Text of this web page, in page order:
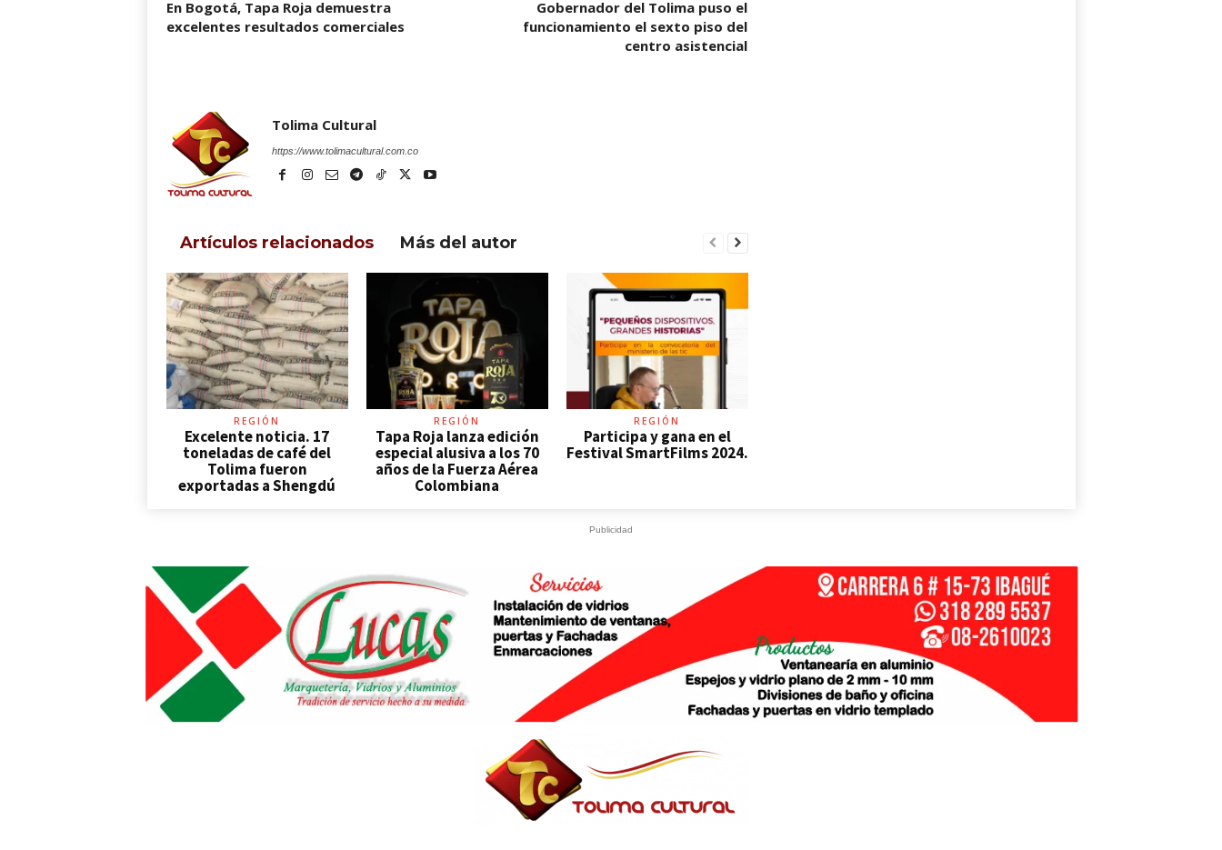
En Bogotá, Tapa Roja demuestra
excelentes resultados comerciales
Gobernador del Tolima puso el
funcionamiento el sexto piso del
centro asistencial
Tolima Cultural
https://www.tolimacultural.com.co
Artículos relacionados Más del autor
REGIÓN
Excelente noticia. 17
toneladas de café del
Tolima fueron
exportadas a Shengdú
REGIÓN
Tapa Roja lanza edición
especial alusiva a los 70
años de la Fuerza Aérea
Colombiana
REGIÓN
Participa y gana en el
Festival SmartFilms 2024.
Publicidad